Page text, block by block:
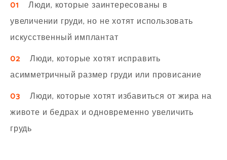
01 Люди, которые заинтересованы в
увеличении груди, но не хотят использовать
искусственный имплантат
02Люди, которые хотят исправить
асимметричный размер груди или провисание
03 Люди, которые хотят избавиться от жира на
животе и бедрах и одновременно увеличить
грудь